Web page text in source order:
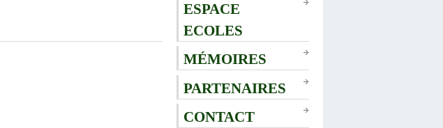
ESPACE
ECOLES
MÉMOIRES
PARTENAIRES
CONTACT